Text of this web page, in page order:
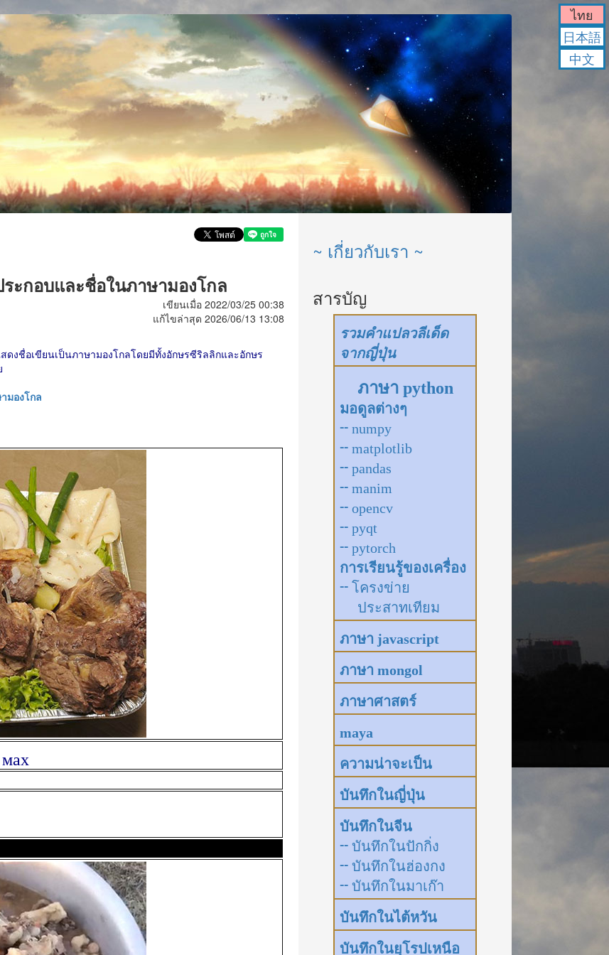
ะกอบและชื่อในภาษามองโกล
เขียนเมื่อ 2022/03/25 00:38
แก้ไขล่าสุด 2026/06/13 13:08
งชื่อเขียนเป็นภาษามองโกลโดยมีทั้งอักษรซีริลลิกและอักษร
มองโกล
~ เกี่ยวกับเรา ~
สารบัญ
รวมคำแปลวลีเด็ด
จากญี่ปุ่น
ภาษา python
มอดูลต่างๆ
-- numpy
-- matplotlib
-- pandas
-- manim
-- opencv
-- pyqt
-- pytorch
การเรียนรู้ของเครื่อง
-- โครงข่าย
ประสาทเทียม
ภาษา javascript
ภาษา mongol
ภาษาศาสตร์
maya
ความน่าจะเป็น
บันทึกในญี่ปุ่น
บันทึกในจีน
-- บันทึกในปักกิ่ง
-- บันทึกในฮ่องกง
-- บันทึกในมาเก๊า
บันทึกในไต้หวัน
บันทึกในยุโรปเหนือ
ไทย
日本語
中文